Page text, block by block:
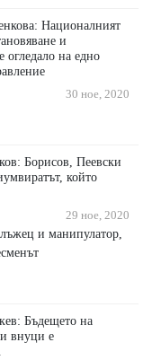
Националният
и
огледало на едно
30 ное, 2020
Борисов, Пеевски
който
29 ное, 2020
и манипулатор,
Бъдещето на
внуци е